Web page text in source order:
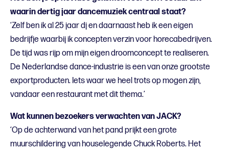
waarin dertig jaar dancemuziek centraal staat?
‘Zelf ben ik al 25 jaar dj en daarnaast heb ik een eigen
bedrijfje waarbij ik concepten verzin voor horecabedrijven.
De tijd was rijp om mijn eigen droomconcept te realiseren.
De Nederlandse dance-industrie is een van onze grootste
exportproducten. Iets waar we heel trots op mogen zijn,
vandaar een restaurant met dit thema.’
Wat kunnen bezoekers verwachten van JACK?
‘Op de achterwand van het pand prijkt een grote
muurschildering van houselegende Chuck Roberts. Het